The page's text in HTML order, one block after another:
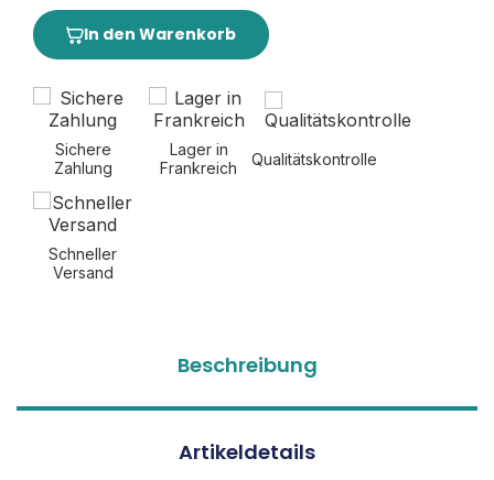
In den Warenkorb
Sichere
Zahlung
Lager in
Frankreich
Qualitätskontrolle
Schneller
Versand
Beschreibung
Artikeldetails